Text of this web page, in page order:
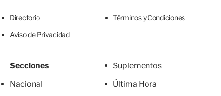
Directorio Términos y Condiciones
Aviso de Privacidad
Secciones
Nacional
Suplementos
Última Hora